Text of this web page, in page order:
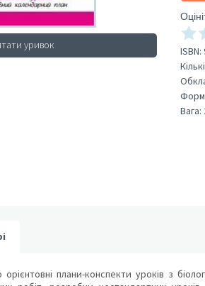
уривок ISBN:
Вага:
плани-конспекти уроків з